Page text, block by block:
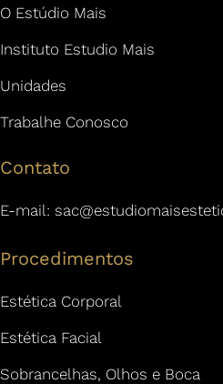
O Estúdio Mais
Instituto Estudio Mais
Unidades
Trabalhe Conosco
Contato
E-mail:
Procedimentos
Estética Corporal
Estética Facial
Sobrancelhas, Olhos e Boca